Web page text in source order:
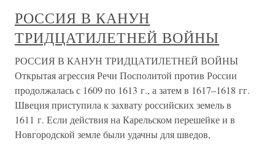
РОССИЯ В КАНУН
ТРИДЦАТИЛЕТНЕЙ ВОЙНЫ
РОССИЯ В КАНУН ТРИДЦАТИЛЕТНЕЙ ВОЙНЫ
Открытая агрессия Речи Посполитой против России
продолжалась с 1609 по 1613 г., а затем в 1617–1618 гг.
Швеция приступила к захвату российских земель в
1611 г. Если действия на Карельском перешейке и в
Новгородской земле были удачны для шведов,